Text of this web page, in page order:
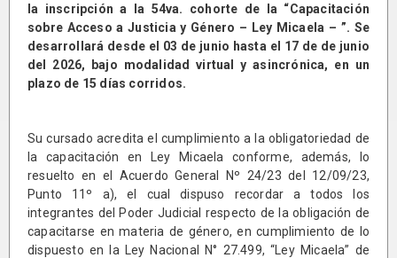
la inscripción a la 54va. cohorte de la “Capacitación
sobre Acceso a Justicia y Género – Ley Micaela – ”. Se
desarrollará desde el 03 de junio hasta el 17 de de junio
del 2026, bajo modalidad virtual y asincrónica, en un
plazo de 15 días corridos.
Su cursado acredita el cumplimiento a la obligatoriedad de
la capacitación en Ley Micaela conforme, además, lo
resuelto en el Acuerdo General Nº 24/23 del 12/09/23,
Punto 11º a), el cual dispuso recordar a todos los
integrantes del Poder Judicial respecto de la obligación de
capacitarse en materia de género, en cumplimiento de lo
dispuesto en la Ley Nacional N° 27.499, “Ley Micaela” de